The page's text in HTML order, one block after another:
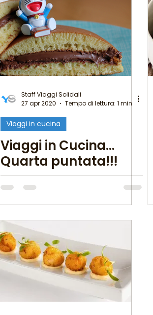
Staff Viaggi Solidali
27 apr 2020
Tempo di lettura: 1 min
Viaggi in cucina
Viaggi in Cucina…
Quarta puntata!!!